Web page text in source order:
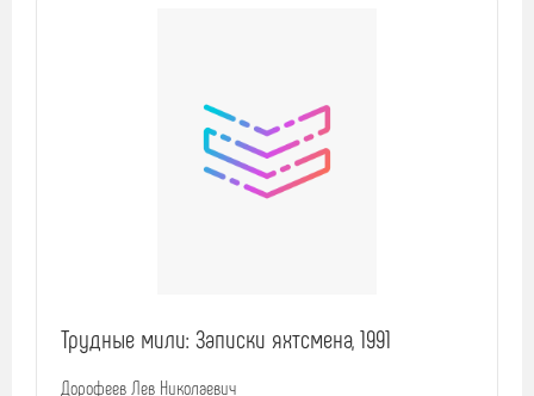
Трудные мили: Записки яхтсмена, 1991
Дорофеев Лев Николаевич